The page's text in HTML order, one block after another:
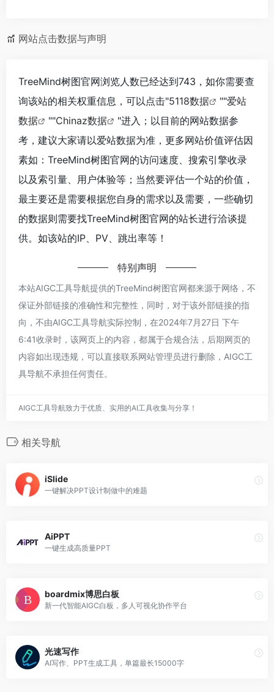
网站点击数据与声明
TreeMind树图官网浏览人数已经达到743，如你需要查
询该站的相关权重信息，可以点击"5118数据 ""爱站
数据
""Chinaz数据
"进入；以目前的网站数据参
考，建议大家请以爱站数据为准，更多网站价值评估因
素如：TreeMind树图官网的访问速度、搜索引擎收录
以及索引量、用户体验等；当然要评估一个站的价值，
最主要还是需要根据您自身的需求以及需要，一些确切
的数据则需要找TreeMind树图官网的站长进行洽谈提
供。如该站的IP、PV、跳出率等！
特别声明
本站AIGC工具导航提供的TreeMind树图官网都来源于网络，不
保证外部链接的准确性和完整性，同时，对于该外部链接的指
向，不由AIGC工具导航实际控制，在2024年7月27日 下午
6:41收录时，该网页上的内容，都属于合规合法，后期网页的
内容如出现违规，可以直接联系网站管理员进行删除，AIGC工
具导航不承担任何责任。
AIGC工具导航致力于优质、实用的AI工具收集与分享！
相关导航
iSlide
一键解决PPT设计制做中的难题
AiPPT
一键生成高质量PPT
boardmix博思白板
新一代智能AIGC白板，多人可视化协作平台
光速写作
AI写作、PPT生成工具，单篇最长15000字